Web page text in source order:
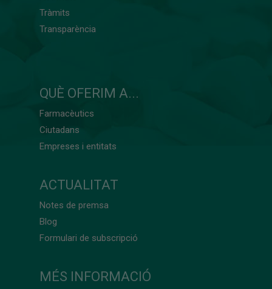
Tràmits
Transparència
QUÈ OFERIM A...
Farmacèutics
Ciutadans
Empreses i entitats
ACTUALITAT
Notes de premsa
Blog
Formulari de subscripció
MÉS INFORMACIÓ